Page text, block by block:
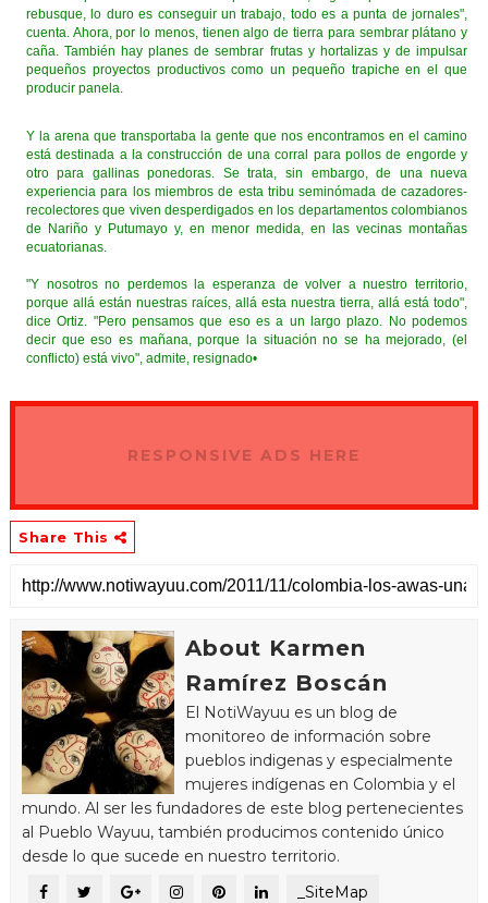
rebusque, lo duro es conseguir un trabajo, todo es a punta de jornales",
cuenta. Ahora, por lo menos, tienen algo de tierra para sembrar plátano y
caña. También hay planes de sembrar frutas y hortalizas y de impulsar
pequeños proyectos productivos como un pequeño trapiche en el que
producir panela.
Y la arena que transportaba la gente que nos encontramos en el camino
está destinada a la construcción de una corral para pollos de engorde y
otro para gallinas ponedoras. Se trata, sin embargo, de una nueva
experiencia para los miembros de esta tribu seminómada de cazadores-
recolectores que viven desperdigados en los departamentos colombianos
de Nariño y Putumayo y, en menor medida, en las vecinas montañas
ecuatorianas.
"Y nosotros no perdemos la esperanza de volver a nuestro territorio,
porque allá están nuestras raíces, allá esta nuestra tierra, allá está todo",
dice Ortiz. "Pero pensamos que eso es a un largo plazo. No podemos
decir que eso es mañana, porque la situación no se ha mejorado, (el
conflicto) está vivo", admite, resignado•
RESPONSIVE ADS HERE
Share This
About Karmen
Ramírez Boscán
El NotiWayuu es un blog de
monitoreo de información sobre
pueblos indigenas y especialmente
mujeres indígenas en Colombia y el
mundo. Al ser les fundadores de este blog pertenecientes
al Pueblo Wayuu, también producimos contenido único
desde lo que sucede en nuestro territorio.
_SiteMap